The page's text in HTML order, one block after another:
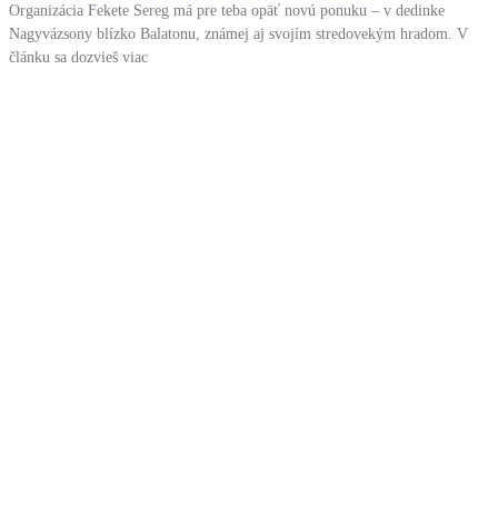
Organizácia Fekete Sereg má pre teba opäť novú ponuku – v dedinke
Nagyvázsony blízko Balatonu, známej aj svojím stredovekým hradom. V
článku sa dozvieš viac